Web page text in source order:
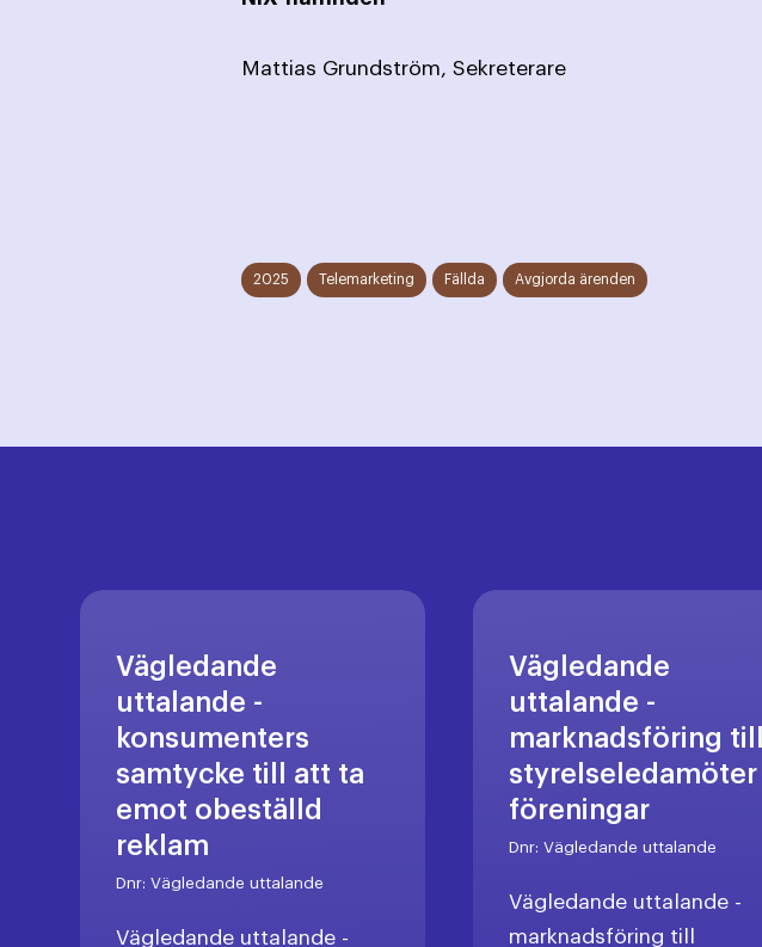
Mattias Grundström,
2025 Telemarketing Fällda Avgjorda ärenden
Vägledande
uttalande -
konsumenters
samtycke till att ta
emot obeställd
reklam
Dnr:Vägledande uttalande
Vägledande uttalande -
Vägledande
uttalande -
marknadsföring till
styrelseledamöter
föreningar
Dnr:Vägledande uttalande
Vägledande uttalande -
marknadsföring till